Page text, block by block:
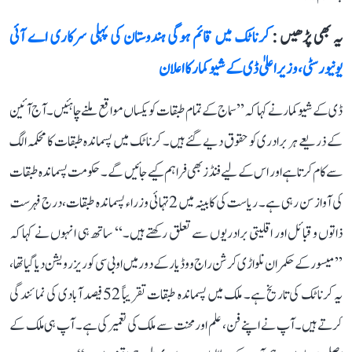
یہ بھی پڑھیں :کرناٹک میں قائم ہوگی ہندوستان کی پہلی سرکاری اے آئی
یونیورسٹی، وزیر اعلیٰ ڈی کے شیوکمار کا اعلان
ڈی کے شیوکمار نے کہا کہ ’’سماج کے تمام طبقات کو یکساں مواقع ملنے چاہئیں۔ آج آئین
کے ذریعے ہر برادری کو حقوق دیے گئے ہیں۔ کرناٹک میں پسماندہ طبقات کا محکمہ الگ
سے کام کرتا ہے اور اس کے لیے فنڈز بھی فراہم کیے جائیں گے۔ حکومت پسماندہ طبقات
کی آواز سن رہی ہے۔ ریاست کی کابینہ میں 2 تہائی وزراء پسماندہ طبقات، درج فہرست
ذاتوں و قبائل اور اقلیتی برادریوں سے تعلق رکھتے ہیں۔‘‘ ساتھ ہی انہوں نے کہا کہ
’’میسور کے حکمران نلواڑی کرشن راج ووڈیار کے دور میں او بی سی کو ریزرویشن دیا گیا تھا،
یہ کرناٹک کی تاریخ ہے۔ ملک میں پسماندہ طبقات تقریباً 52 فیصد آبادی کی نمائندگی
کرتے ہیں۔ آپ نے اپنے فن، علم اور محنت سے ملک کی تعمیر کی ہے۔ آپ ہی ملک کے